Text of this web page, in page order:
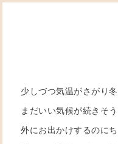
少しづつ気温がさがり
まだいい気候が続きそ
外にお出かけするのに